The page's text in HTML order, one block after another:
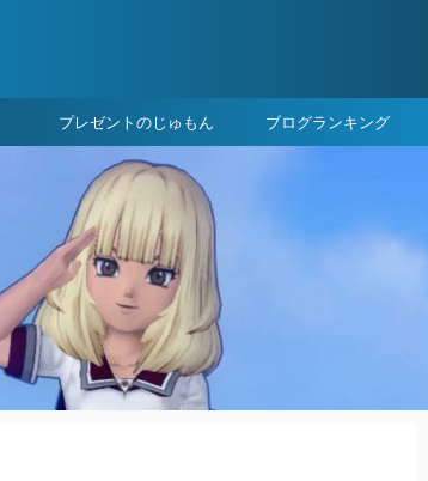
プレゼントのじゅもん ブログランキング